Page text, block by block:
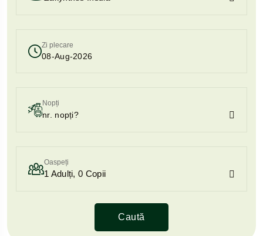
Zi plecare
Nopți
Oaspeți
1 Adulți,0 Copii
Caută